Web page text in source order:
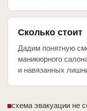
Сколько стоит
Дадим понятную
маникюрного
и навязанных
схема эвакуации не